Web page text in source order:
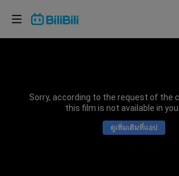
Sorry, according to the request of the
this film is not available in
ดูเพิ่มเติมที่แอป
เลือกภาษา